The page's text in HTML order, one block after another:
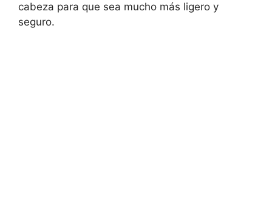
cabeza para que sea mucho más ligero y
seguro.